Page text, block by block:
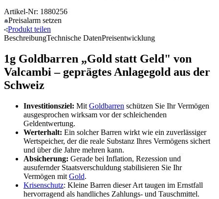
Artikel-Nr: 1880256
Preisalarm setzen
Produkt teilen
BeschreibungTechnische DatenPreisentwicklung
1g Goldbarren „Gold statt Geld" von
Valcambi – geprägtes Anlagegold aus der
Schweiz
Investitionsziel: Mit Goldbarren schützen Sie Ihr Vermögen
ausgesprochen wirksam vor der schleichenden
Geldentwertung.
Werterhalt: Ein solcher Barren wirkt wie ein zuverlässiger
Wertspeicher, der die reale Substanz Ihres Vermögens sichert
und über die Jahre mehren kann.
Absicherung: Gerade bei Inflation, Rezession und
ausufernder Staatsverschuldung stabilisieren Sie Ihr
Vermögen mit Gold.
Krisenschutz: Kleine Barren dieser Art taugen im Ernstfall
hervorragend als handliches Zahlungs- und Tauschmittel.